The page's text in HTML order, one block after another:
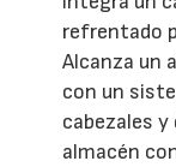
refrentado
Alcanza un
con un
cabezales
almacén